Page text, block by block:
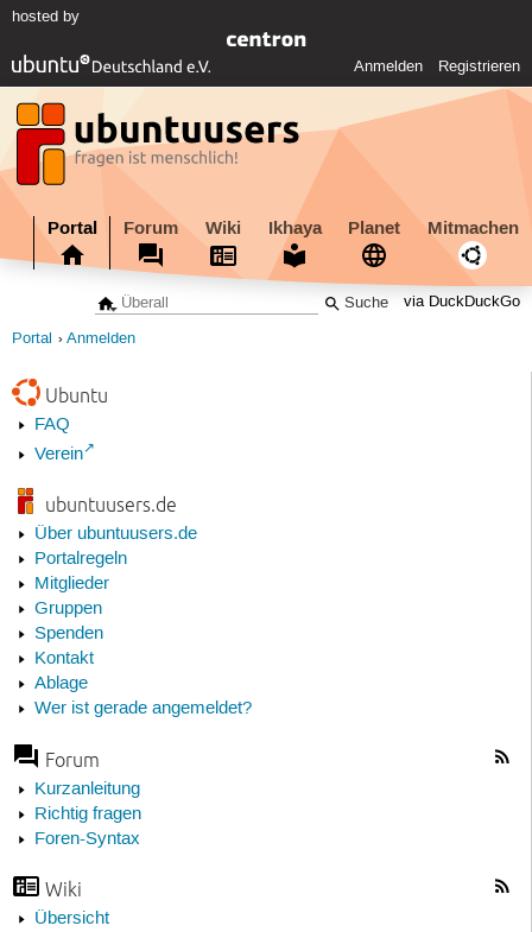
hosted by
Anmelden Registrieren
Portal Forum Wiki Ikhaya Planet Mitmachen
via DuckDuckGo
Portal Anmelden
Ubuntu
FAQ
Verein
ubuntuusers.de
Über ubuntuusers.de
Portalregeln
Mitglieder
Gruppen
Spenden
Kontakt
Ablage
Wer ist gerade angemeldet?
Forum
Kurzanleitung
Richtig fragen
Foren-Syntax
Wiki
Übersicht